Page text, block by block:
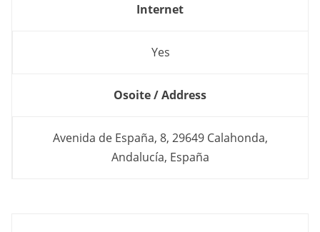
Internet
Yes
Osoite / Address
Avenida de España, 8, 29649 Calahonda,
Andalucía, España